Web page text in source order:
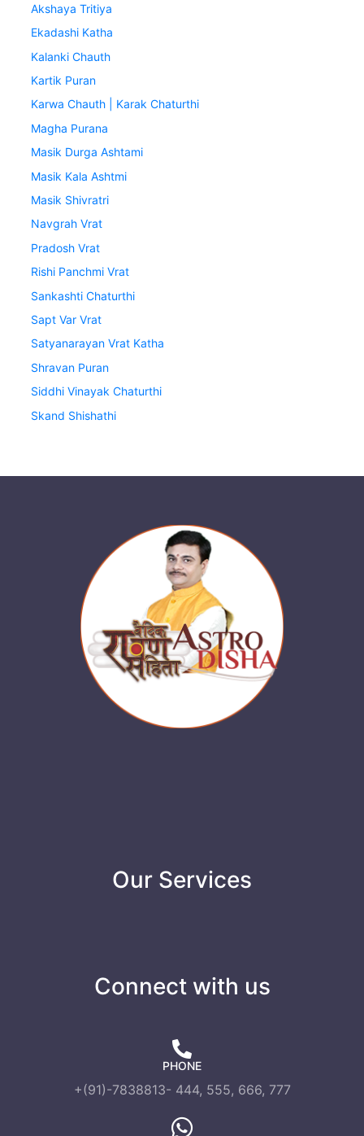
Akshaya Tritiya
Ekadashi Katha
Kalanki Chauth
Kartik Puran
Karwa Chauth | Karak Chaturthi
Magha Purana
Masik Durga Ashtami
Masik Kala Ashtmi
Masik Shivratri
Navgrah Vrat
Pradosh Vrat
Rishi Panchmi Vrat
Sankashti Chaturthi
Sapt Var Vrat
Satyanarayan Vrat Katha
Shravan Puran
Siddhi Vinayak Chaturthi
Skand Shishathi
Our Services
Connect with us
PHONE
+(91)-7838813- 444, 555, 666, 777